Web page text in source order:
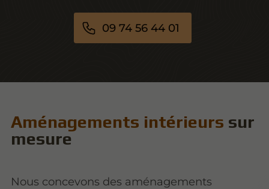
09 74 56 44 01
Aménagements intérieurs sur
mesure
Nous concevons des aménagements